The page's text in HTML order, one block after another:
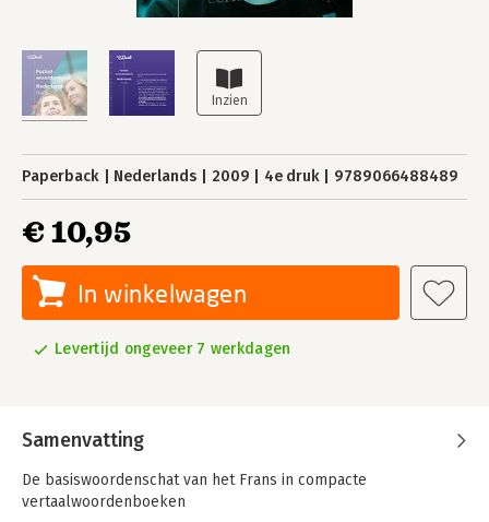
Paperback Nederlands 2009 4e druk 9789066488489
€ 10,95
In winkelwagen
Levertijd ongeveer 7 werkdagen
Samenvatting
De basiswoordenschat van het Frans in compacte
vertaalwoordenboeken